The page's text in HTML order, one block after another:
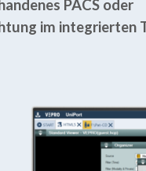
PACS oder
im integrierten